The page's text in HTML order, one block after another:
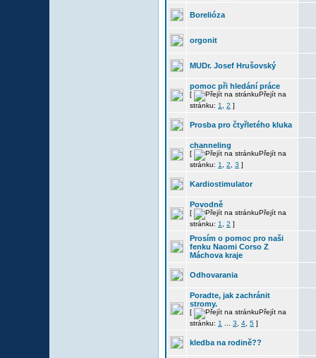
Borelióza
orgonit
MUDr. Josef Hrušovský
pomoc při hledání práce
[
Přejít na
stránku: 1 2 ]
Prosba pro čtyřletého kluka
channeling
[
Přejít na
stránku: 1 2 3 ]
Kardiostimulator
Povodně
[
Přejít na
stránku: 1 2 ]
Prosím o pomoc pro naši
fenku Naomi Corso Z
Máchova kraje
Odhovarania
Poradte, jak zachránit
stromy.
[
Přejít na
stránku: 1 3 4 5 ]
kledba na rodině??